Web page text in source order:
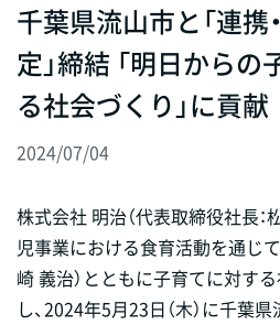
千葉県流山市と「連携
定」締結 「明日から
る社会づくり」に貢献
2024/07/04
株式会社 明治（代表取締役社長：
児事業における食育活動を通じて
崎 義治）とともに子育てに対す
し、2024年5月23日（木）に千葉